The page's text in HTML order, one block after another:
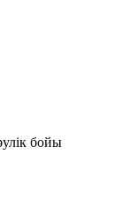
бойы